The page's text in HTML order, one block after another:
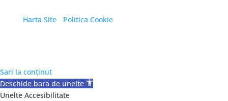
Harta Site/ Politica Cookie
Sari la conținut
Deschide bara de unelte
Unelte Accesibilitate